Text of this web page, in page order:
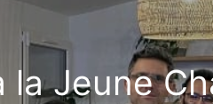
la Jeune